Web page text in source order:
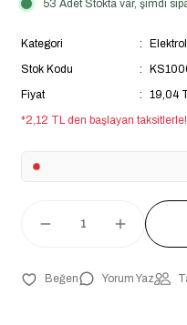
53 Adet Stokta var, şimdi
Kategori
Stok Kodu
Fiyat
19,04
*2,12 TL den başlayan taksitlerle!
Yorum Yaz